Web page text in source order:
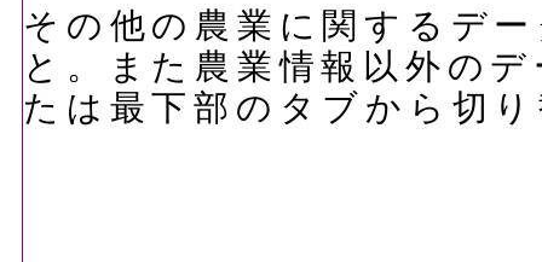
その他の農業に関するデ
と。また農業情報以外の
たは最下部のタブから切